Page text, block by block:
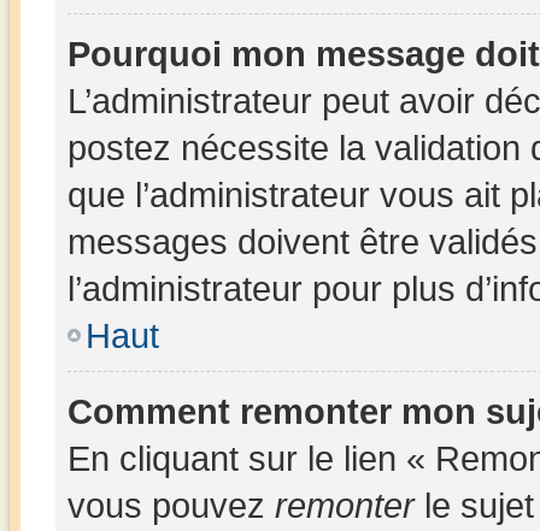
Pourquoi mon message
L’administrateur peut avoir
postez nécessite la
que l’administrateur vous ait
messages doivent être
l’administrateur pour plus
Haut
Comment remonter mon
En cliquant sur le lien «
vous pouvez remonterle sujet